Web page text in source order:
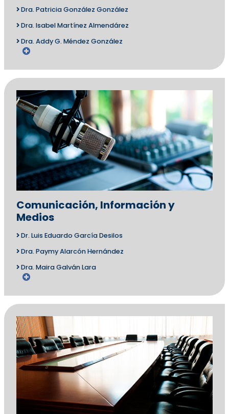
Dra. Patricia González González
Dra. Isabel Martínez Almendárez
Dra. Addy G. Méndez González
Comunicación, Información y
Medios
Dr. Luis Eduardo García Desilos
Dra. Paymy Alarcón Hernández
Dra. Maira Galván Lara